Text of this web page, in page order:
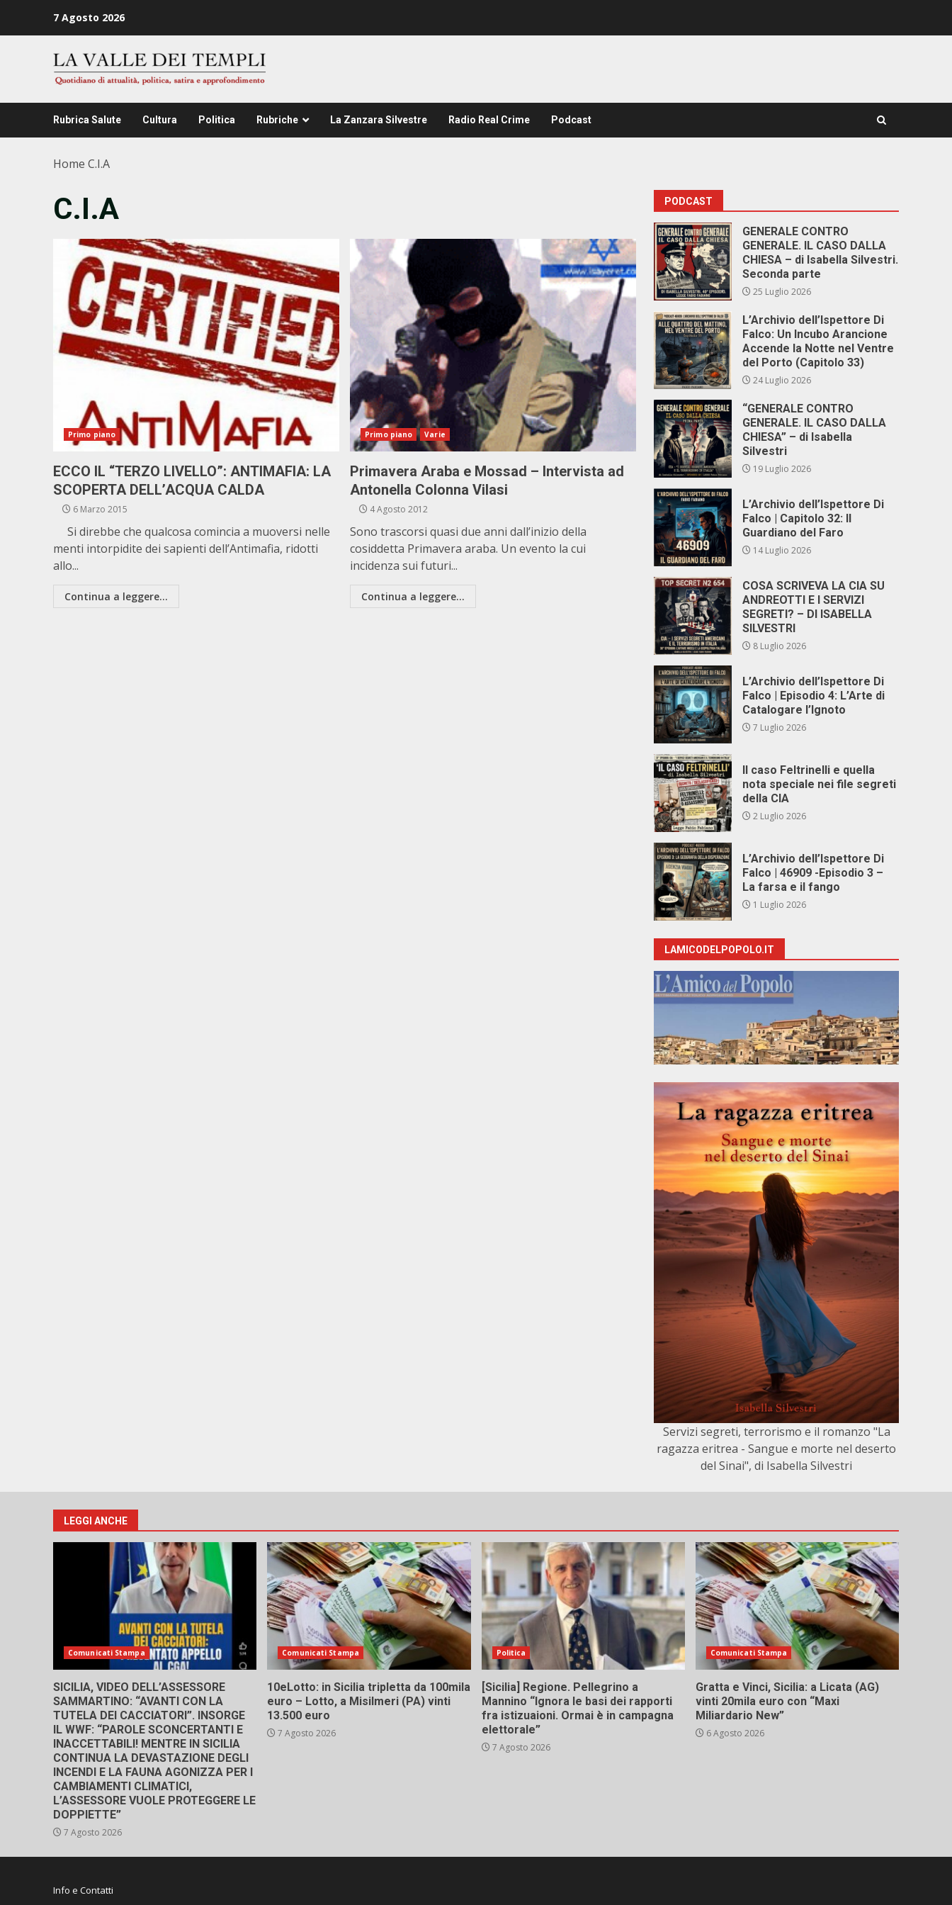
7 Agosto 2026
Rubrica Salute Cultura Politica Rubriche La Zanzara Silvestre Radio Real Crime Podcast
Home C.I.A
C.I.A
Primo piano
ECCO IL “TERZO LIVELLO”: ANTIMAFIA: LA
SCOPERTA DELL’ACQUA CALDA
6 Marzo 2015
Si direbbe che qualcosa comincia a muoversi nelle
menti intorpidite dei sapienti dell’Antimafia, ridotti
allo...
Continua a leggere...
Primo piano Varie
Primavera Araba e Mossad – Intervista ad
Antonella Colonna Vilasi
4 Agosto 2012
Sono trascorsi quasi due anni dall’inizio della
cosiddetta Primavera araba. Un evento la cui
incidenza sui futuri...
Continua a leggere...
PODCAST
GENERALE CONTRO
GENERALE. IL CASO DALLA
CHIESA – di Isabella Silvestri.
Seconda parte
25 Luglio 2026
L’Archivio dell’Ispettore Di
Falco: Un Incubo Arancione
Accende la Notte nel Ventre
del Porto (Capitolo 33)
24 Luglio 2026
“GENERALE CONTRO
GENERALE. IL CASO DALLA
CHIESA” – di Isabella
Silvestri
19 Luglio 2026
L’Archivio dell’Ispettore Di
Falco | Capitolo 32: Il
Guardiano del Faro
14 Luglio 2026
COSA SCRIVEVA LA CIA SU
ANDREOTTI E I SERVIZI
SEGRETI? – DI ISABELLA
SILVESTRI
8 Luglio 2026
L’Archivio dell’Ispettore Di
Falco | Episodio 4: L’Arte di
Catalogare l’Ignoto
7 Luglio 2026
Il caso Feltrinelli e quella
nota speciale nei file segreti
della CIA
2 Luglio 2026
L’Archivio dell’Ispettore Di
Falco | 46909 -Episodio 3 –
La farsa e il fango
1 Luglio 2026
LAMICODELPOPOLO.IT
Servizi segreti, terrorismo e il romanzo "La
ragazza eritrea - Sangue e morte nel deserto
del Sinai", di Isabella Silvestri
LEGGI ANCHE
Comunicati Stampa
SICILIA, VIDEO DELL’ASSESSORE
SAMMARTINO: “AVANTI CON LA
TUTELA DEI CACCIATORI”. INSORGE
IL WWF: “PAROLE SCONCERTANTI E
INACCETTABILI! MENTRE IN SICILIA
CONTINUA LA DEVASTAZIONE DEGLI
INCENDI E LA FAUNA AGONIZZA PER I
CAMBIAMENTI CLIMATICI,
L’ASSESSORE VUOLE PROTEGGERE LE
DOPPIETTE”
7 Agosto 2026
Comunicati Stampa
10eLotto: in Sicilia tripletta da 100mila
euro – Lotto, a Misilmeri (PA) vinti
13.500 euro
7 Agosto 2026
Politica
[Sicilia] Regione. Pellegrino a
Mannino “Ignora le basi dei rapporti
fra istizuaioni. Ormai è in campagna
elettorale”
7 Agosto 2026
Comunicati Stampa
Gratta e Vinci, Sicilia: a Licata (AG)
vinti 20mila euro con “Maxi
Miliardario New”
6 Agosto 2026
Info e Contatti